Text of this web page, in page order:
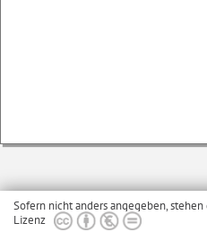
Sofern nicht anders angegeben,
Lizenz